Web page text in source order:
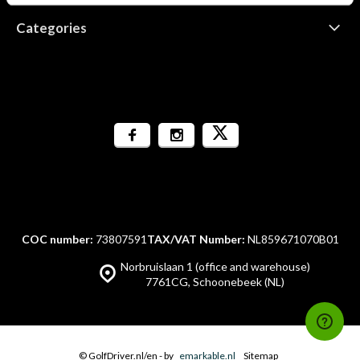
Categories
Norbruislaan 1 (office and warehouse)
7761CG, Schoonebeek (NL)
COC number: 73807591 TAX/VAT Number: NL859671070B01
© GolfDriver.nl/en - by emarkable.nl Sitemap